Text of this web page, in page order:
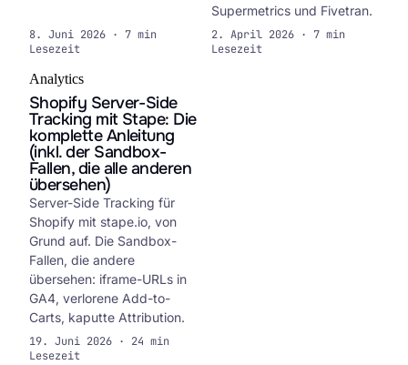
8. Juni 2026 · 7 min
Lesezeit
Supermetrics und Fivetran.
2. April 2026 · 7 min
Lesezeit
Analytics
Shopify Server-Side
Tracking mit Stape: Die
komplette Anleitung
(inkl. der Sandbox-
Fallen, die alle anderen
übersehen)
Server-Side Tracking für
Shopify mit stape.io, von
Grund auf. Die Sandbox-
Fallen, die andere
übersehen: iframe-URLs in
GA4, verlorene Add-to-
Carts, kaputte Attribution.
19. Juni 2026 · 24 min
Lesezeit